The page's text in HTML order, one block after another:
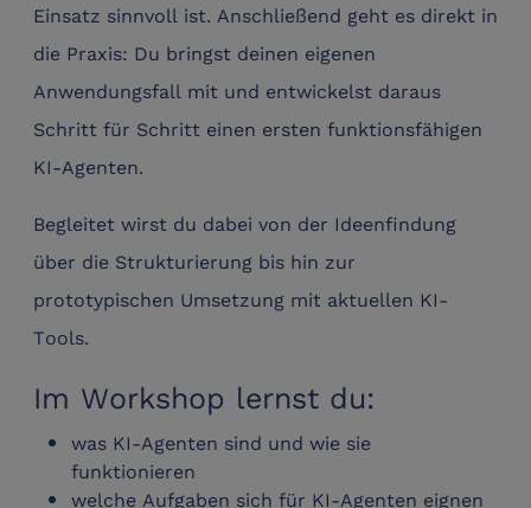
Einsatz sinnvoll ist. Anschließend geht es direkt in
die Praxis: Du bringst deinen eigenen
Anwendungsfall mit und entwickelst daraus
Schritt für Schritt einen ersten funktionsfähigen
KI-Agenten.
Begleitet wirst du dabei von der Ideenfindung
über die Strukturierung bis hin zur
prototypischen Umsetzung mit aktuellen KI-
Tools.
Im Workshop lernst du:
was KI-Agenten sind und wie sie
funktionieren
welche Aufgaben sich für KI-Agenten eignen